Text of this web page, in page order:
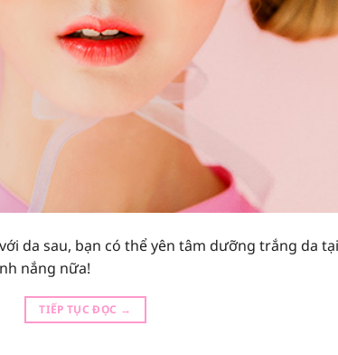
da sau, bạn có thể yên tâm dưỡng trắng da
nắng nữa!
TIẾP TỤC ĐỌC →